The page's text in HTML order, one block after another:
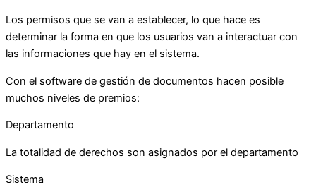
Los permisos que se van a establecer, lo que hace es
determinar la forma en que los usuarios van a interactuar con
las informaciones que hay en el sistema.
Con el software de gestión de documentos hacen posible
muchos niveles de premios:
Departamento
La totalidad de derechos son asignados por el departamento
Sistema